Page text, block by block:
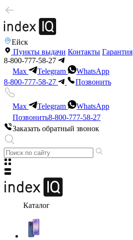
Ейск
Пункты выдачи Контакты Гарантия
8-800-777-58-27
Max
Telegram
WhatsApp
8-800-777-58-27
Позвонить
Max Telegram
WhatsApp
Позвонить8-800-777-58-27
Заказать обратный звонок
Каталог